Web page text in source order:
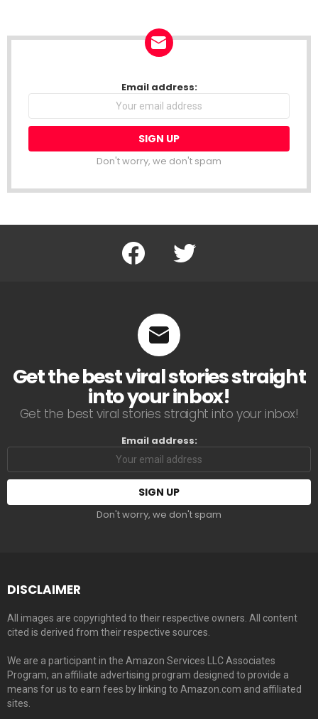
Email address:
Don't worry, we don't spam
Facebook Twitter
Get the best viral stories straight
into your inbox!
Get the best viral stories straight into your inbox!
Email address:
Don't worry, we don't spam
DISCLAIMER
All images are copyrighted to their respective owners. All content
cited is derived from their respective sources.
We are a participant in the Amazon Services LLC Associates
Program, an affiliate advertising program designed to provide a
means for us to earn fees by linking to Amazon.com and affiliated
sites.